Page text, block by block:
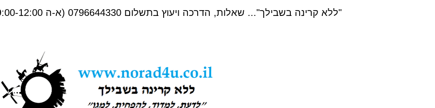
"ללא קרינה בשבילך"... שאלות, הדרכה ויעוץ בתשלום 0796644330 (א-ה 09:00-12:00)